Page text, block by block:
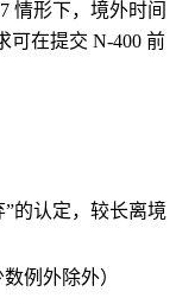
情形下，境外时间
可在提交 N‑400 前
的认定，较长离境
例外除外）